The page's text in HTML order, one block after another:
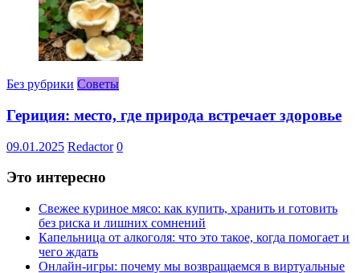
Без рубрики Советы
Гериция: место, где природа встречает здоровье
09.01.2025 Redactor 0
Это интересно
Свежее куриное мясо: как купить, хранить и готовить
без риска и лишних сомнений
Капельница от алкоголя: что это такое, когда помогает и
чего ждать
Онлайн-игры: почему мы возвращаемся в виртуальные